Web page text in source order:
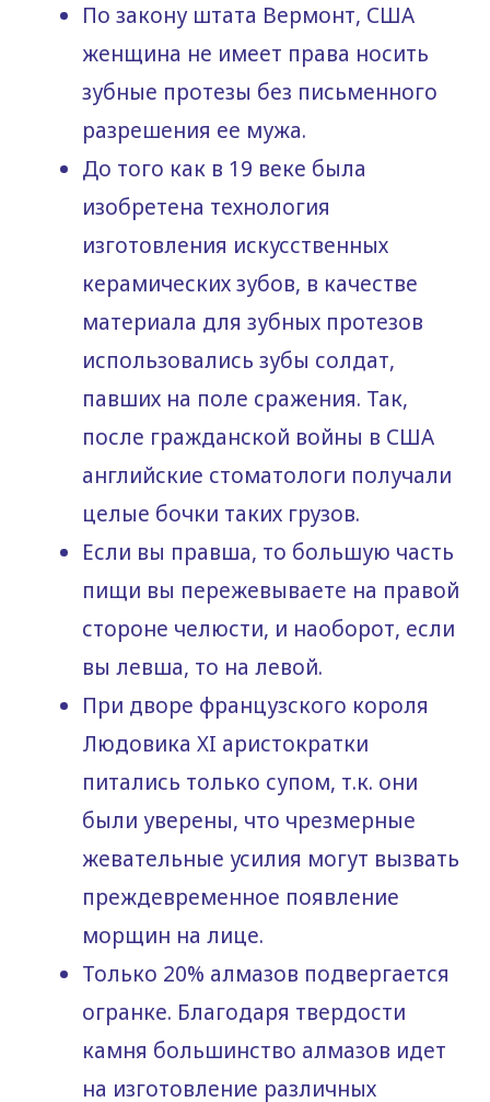
По закону штата Вермонт, США
женщина не имеет права носить
зубные протезы без письменного
разрешения ее мужа.
До того как в 19 веке была
изобретена технология
изготовления искусственных
керамических зубов, в качестве
материала для зубных протезов
использовались зубы солдат,
павших на поле сражения. Так,
после гражданской войны в США
английские стоматологи получали
целые бочки таких грузов.
Если вы правша, то большую часть
пищи вы пережевываете на правой
стороне челюсти, и наоборот, если
вы левша, то на левой.
При дворе французского короля
Людовика ХI аристократки
питались только супом, т.к. они
были уверены, что чрезмерные
жевательные усилия могут вызвать
преждевременное появление
морщин на лице.
Только 20% алмазов подвергается
огранке. Благодаря твердости
камня большинство алмазов идет
на изготовление различных